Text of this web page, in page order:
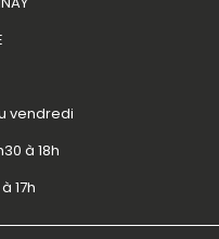
vendredi
à 18h
17h